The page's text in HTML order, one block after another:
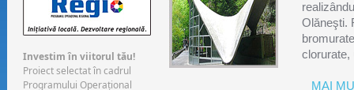
Olăneşti.
clorurate,
MAI
Investim în viitorul tău!
Proiect selectat în cadrul
Programului Operaţional